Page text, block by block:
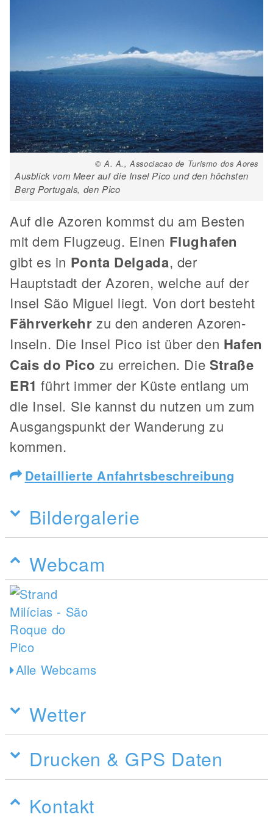
© A. A., Associacao de Turismo dos Aores
Ausblick vom Meer auf die Insel Pico und den höchsten
Berg Portugals, den Pico
Auf die Azoren kommst du am Besten
mit dem Flugzeug. Einen Flughafen
gibt es in Ponta Delgada, der
Hauptstadt der Azoren, welche auf der
Insel São Miguel liegt. Von dort besteht
Fährverkehr zu den anderen Azoren-
Inseln. Die Insel Pico ist über den Hafen
Cais do Pico zu erreichen. Die Straße
ER1 führt immer der Küste entlang um
die Insel. Sie kannst du nutzen um zum
Ausgangspunkt der Wanderung zu
kommen.
Detaillierte Anfahrtsbeschreibung
Bildergalerie
Webcam
Alle Webcams
Wetter
Drucken & GPS Daten
Kontakt